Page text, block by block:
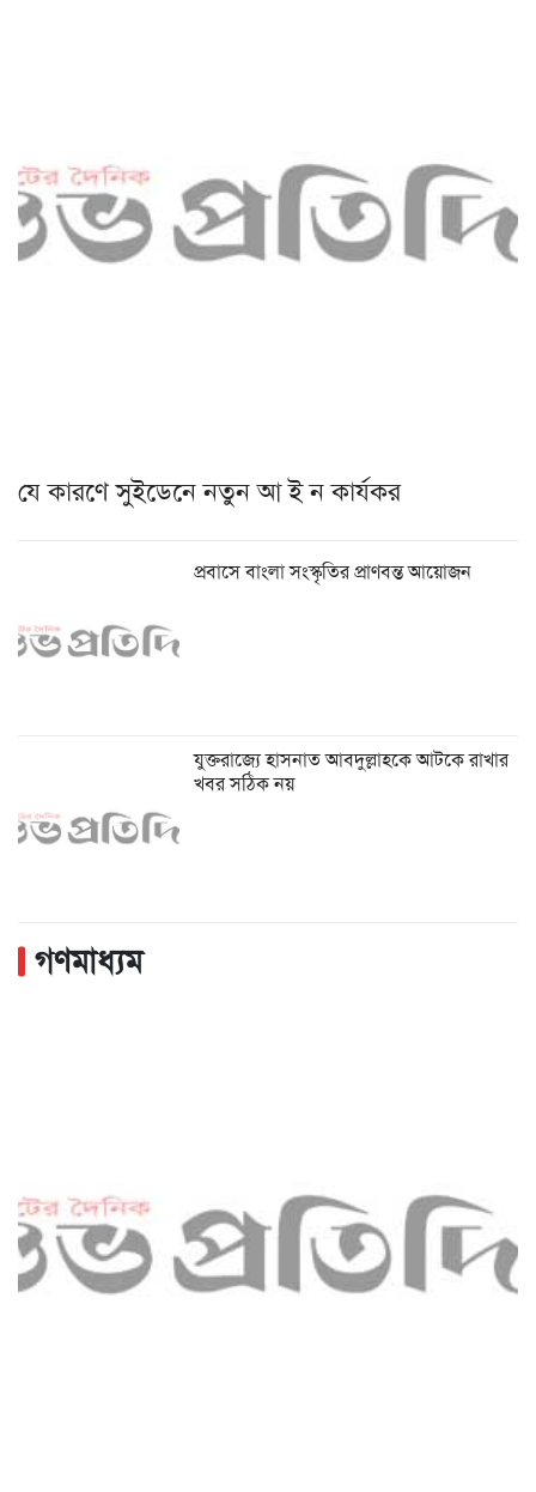
যে কারণে সুইডেনে নতুন আ ই ন কার্যকর
প্রবাসে বাংলা সংস্কৃতির প্রাণবন্ত আয়োজন
যুক্তরাজ্যে হাসনাত আবদুল্লাহকে আটকে রাখার
খবর সঠিক নয়
গণমাধ্যম